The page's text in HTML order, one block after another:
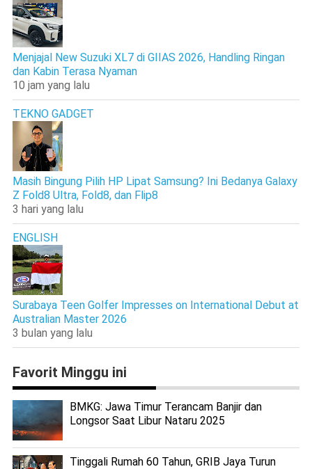
Menjajal New Suzuki XL7 di GIIAS 2026, Handling Ringan
dan Kabin Terasa Nyaman
10 jam yang lalu
TEKNO GADGET
Masih Bingung Pilih HP Lipat Samsung? Ini Bedanya Galaxy
Z Fold8 Ultra, Fold8, dan Flip8
3 hari yang lalu
ENGLISH
Surabaya Teen Golfer Impresses on International Debut at
Australian Master 2026
3 bulan yang lalu
Favorit Minggu ini
BMKG: Jawa Timur Terancam Banjir dan
Longsor Saat Libur Nataru 2025
Tinggali Rumah 60 Tahun, GRIB Jaya Turun